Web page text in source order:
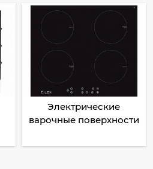
Электрические
варочные поверхности